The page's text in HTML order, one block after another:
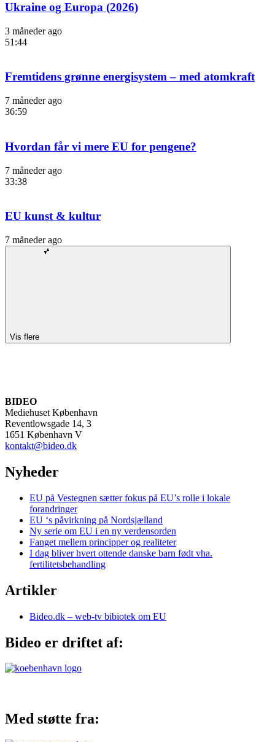
Ukraine og Europa (2026)
3 måneder ago
51:44
Fremtidens grønne energisystem – med atomkraft
7 måneder ago
36:59
Hvordan får vi mere EU for pengene?
7 måneder ago
33:38
EU kunst & kultur
7 måneder ago
Vis flere
BIDEO
Mediehuset København
Reventlowsgade 14, 3
1651 København V
kontakt@bideo.dk
Nyheder
EU på Vestegnen sætter fokus på EU’s rolle i lokale
forandringer
EU ‘s påvirkning på Nordsjælland
Ny serie om EU i en ny verdensorden
Fanget mellem principper og realiteter
I dag bliver hvert ottende danske barn født vha.
fertilitetsbehandling
Artikler
Bideo.dk – web-tv bibiotek om EU
Bideo er driftet af:
Med støtte fra: